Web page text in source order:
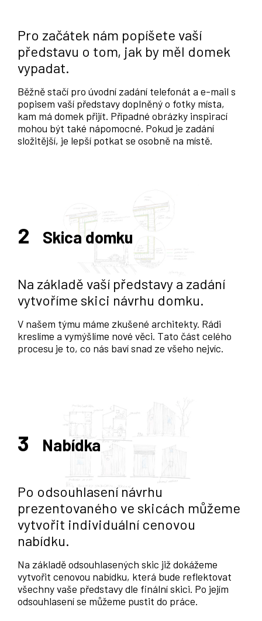
Pro začátek nám popíšete vaší
představu o tom, jak by měl domek
vypadat.
Běžně stačí pro úvodní zadání telefonát a e-mail s
popisem vaší představy doplněný o fotky místa,
kam má domek přijít. Případné obrázky inspirací
mohou být také nápomocné. Pokud je zadání
složitější, je lepší potkat se osobně na místě.
2 Skica domku
Na základě vaší představy a zadání
vytvoříme skici návrhu domku.
V našem týmu máme zkušené architekty. Rádi
kreslíme a vymýšlíme nové věci. Tato část celého
procesu je to, co nás baví snad ze všeho nejvíc.
3 Nabídka
Po odsouhlasení návrhu
prezentovaného ve skicách můžeme
vytvořit individuální cenovou
nabídku.
Na základě odsouhlasených skic již dokážeme
vytvořit cenovou nabídku, která bude reflektovat
všechny vaše představy dle finální skici. Po jejím
odsouhlasení se můžeme pustit do práce.